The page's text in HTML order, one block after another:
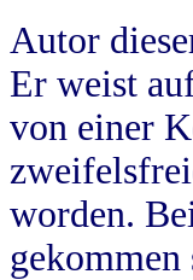
Autor
Er weist
von einer
worden.